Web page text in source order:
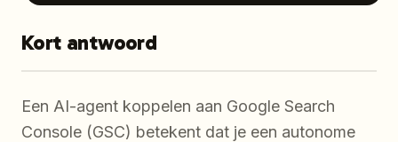
Kort antwoord
Een AI-agent koppelen aan Google Search
Console (GSC) betekent dat je een autonome